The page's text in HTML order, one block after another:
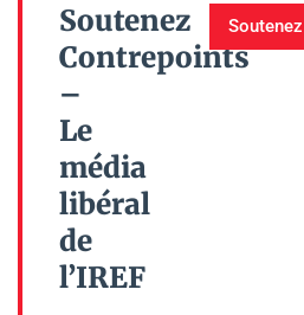
Soutenez
Contrepoints
–
Le
média
libéral
de
l’IREF